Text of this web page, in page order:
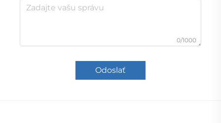
0/1000
Odoslať